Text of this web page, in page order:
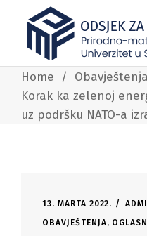
Home / Obavještenja
Korak ka zelenoj
uz podršku NATO-a
13. MARTA 2022.
OBAVJEŠTENJA,